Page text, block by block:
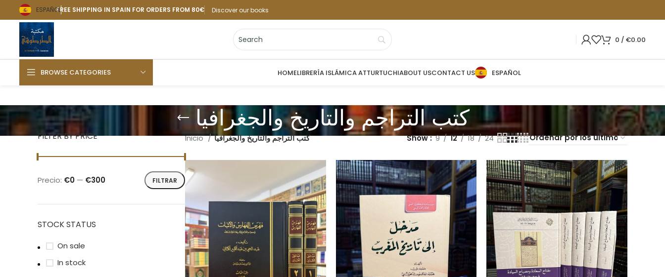
ESPAÑOLFREE SHIPPING IN SPAIN FOR ORDERS FROM 80€ Discover our books
0 / €0.00
BROWSE CATEGORIES HOMELIBRERÍA ISLÁMICA ATTURTUCHIABOUT USCONTACT US ESPAÑOL
كتب التراجم والتاريخ والجغرافيا
FILTER BY PRICE
FILTRAR
Precio: €0 — €300
STOCK STATUS
On sale
In stock
Inicio كتب التراجم والتاريخ والجغرافيا Show 9 12 18 24